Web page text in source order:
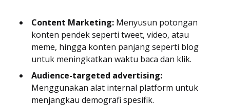
Content Marketing: Menyusun potongan
konten pendek seperti tweet, video, atau
meme, hingga konten panjang seperti blog
untuk meningkatkan waktu baca dan klik.
Audience-targeted advertising:
Menggunakan alat internal platform untuk
menjangkau demografi spesifik.